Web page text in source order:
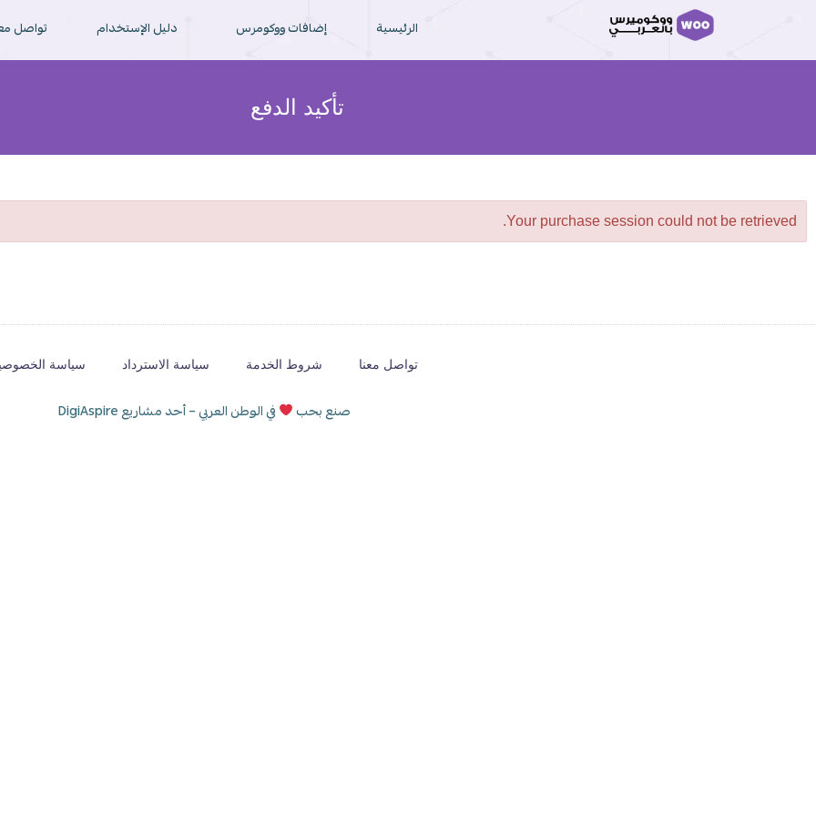
الرئيسية إضافات ووكومرس دليل الإستخدام تواصل
تأكيد الدفع
Your purchase session could not be retrieved.
تواصل معنا شروط الخدمة سياسة الاسترداد سياسة
صنع بحب في الوطن العربي – أحد مشاريع DigiAspire